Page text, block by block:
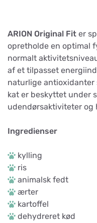
ARION Original Fit er
opretholde en optimal
normalt
af et tilpasset
naturlige antioxidanter
kat er beskyttet under
udendørsaktiviteter og
Ingredienser
kylling
ris
animalsk fedt
ærter
kartoffel
dehydreret kød